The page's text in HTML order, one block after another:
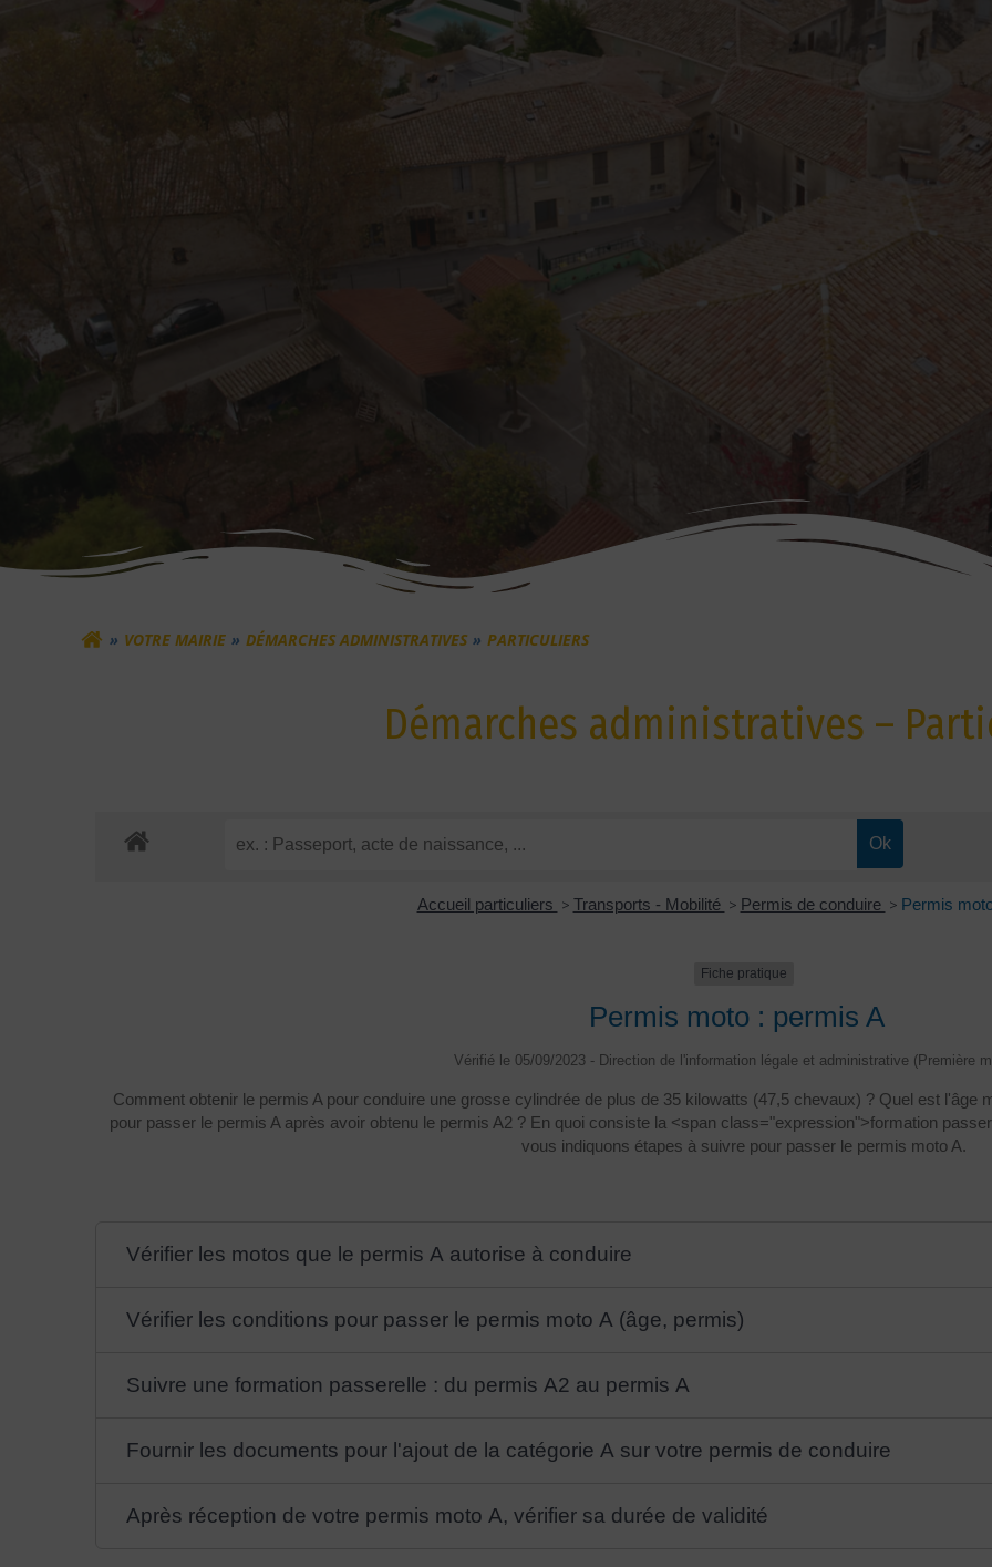
VOTRE MAIRIE DÉMARCHES ADMINISTRATIVES PARTICULIERS
Démarches administratives –
Accueil particuliers > Transports - Mobilité > Permis de conduire > Permis
Fiche pratique
Permis moto : permis A
Vérifié le 05/09/2023 - Direction de l'information légale et administrative (Première
Comment obtenir le permis A pour conduire une grosse cylindrée de plus de 35 kilowatts (47,5 chevaux) ? Quel est l'âge
pour passer le permis A après avoir obtenu le permis A2 ? En quoi consiste la <span class="expression">formation
vous indiquons étapes à suivre pour passer le permis moto A.
Vérifier les motos que le permis A autorise à conduire
Vérifier les conditions pour passer le permis moto A (âge, permis)
Suivre une formation passerelle : du permis A2 au permis A
Fournir les documents pour l'ajout de la catégorie A sur votre permis de conduire
Après réception de votre permis moto A, vérifier sa durée de validité